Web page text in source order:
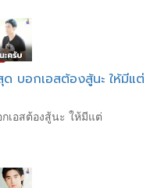
บอกเอสต้องสู้นะ ให้มีแต่
เอสต้องสู้นะ ให้มีแต่